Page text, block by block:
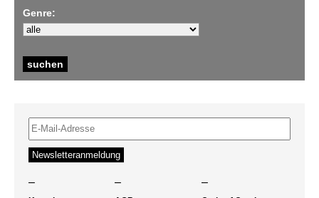
Genre:
– – –